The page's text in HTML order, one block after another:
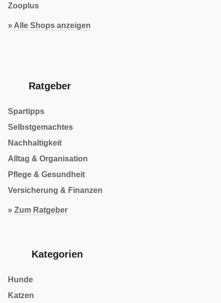
Zooplus
» Alle Shops anzeigen
Ratgeber
Spartipps
Selbstgemachtes
Nachhaltigkeit
Alltag & Organisation
Pflege & Gesundheit
Versicherung & Finanzen
» Zum Ratgeber
Kategorien
Hunde
Katzen